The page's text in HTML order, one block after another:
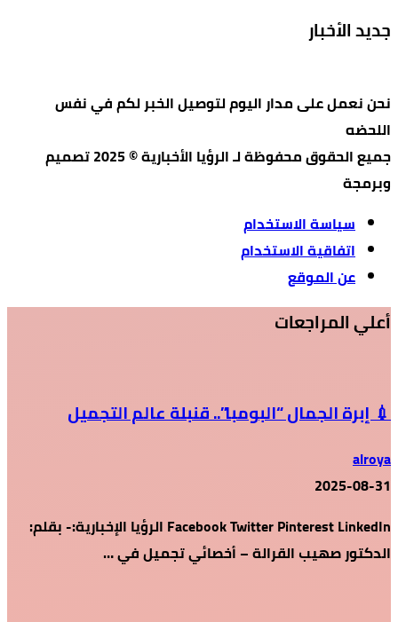
جديد الأخبار
نحن نعمل على مدار اليوم لتوصيل الخبر لكم في نفس
اللحضه
جميع الحقوق محفوظة لـ الرؤيا الأخبارية © 2025 تصميم
وبرمجة
سياسة الاستخدام
اتفاقية الاستخدام
عن الموقع
أعلي المراجعات
💉 إبرة الجمال “البومبا”.. قنبلة عالم التجميل
alroya
2025-08-31
Facebook Twitter Pinterest LinkedIn الرؤيا الإخبارية:- بقلم:
الدكتور صهيب القرالة – أخصائي تجميل في …